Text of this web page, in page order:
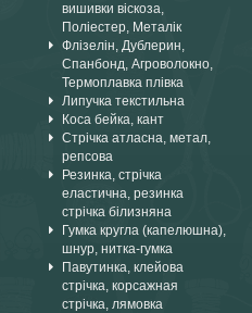
вишивки віскоза,
Поліестер, Металік
Флізелін, Дублерин,
Спанбонд, Агроволокно,
Термоплавка плівка
Липучка текстильна
Коса бейка, кант
Стрічка атласна, метал,
репсова
Резинка, стрічка
еластична, резинка
стрічка білизняна
Гумка кругла (капелюшна),
шнур, нитка-гумка
Павутинка, клейова
стрічка, корсажная
стрічка, лямовка